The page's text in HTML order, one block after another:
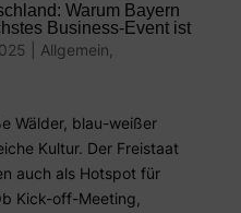
Warum Bayern
Business-Event ist
Allgemein
Wälder, blau-weißer
Kultur. Der Freistaat
auch als Hotspot für
Kick-off-Meeting,